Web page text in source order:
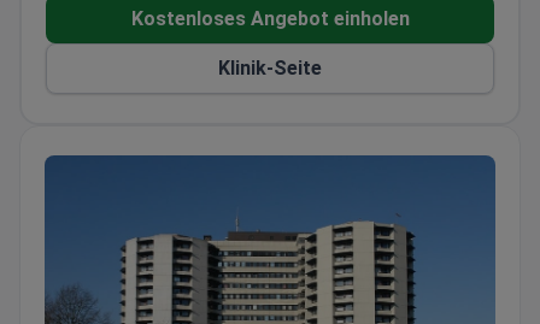
Staaten, dem Balkan und den Staaten der
Arabischen Liga besucht.
Kostenloses Angebot einholen
Klinik-Seite